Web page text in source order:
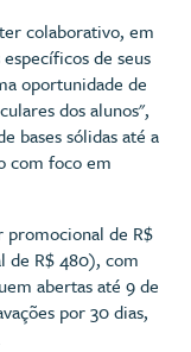
colaborativo, em
de seus
oportunidade de
dos alunos",
bases sólidas até a
com foco em
de R$
de R$ 480), com
abertas até 9 de
por 30 dias,